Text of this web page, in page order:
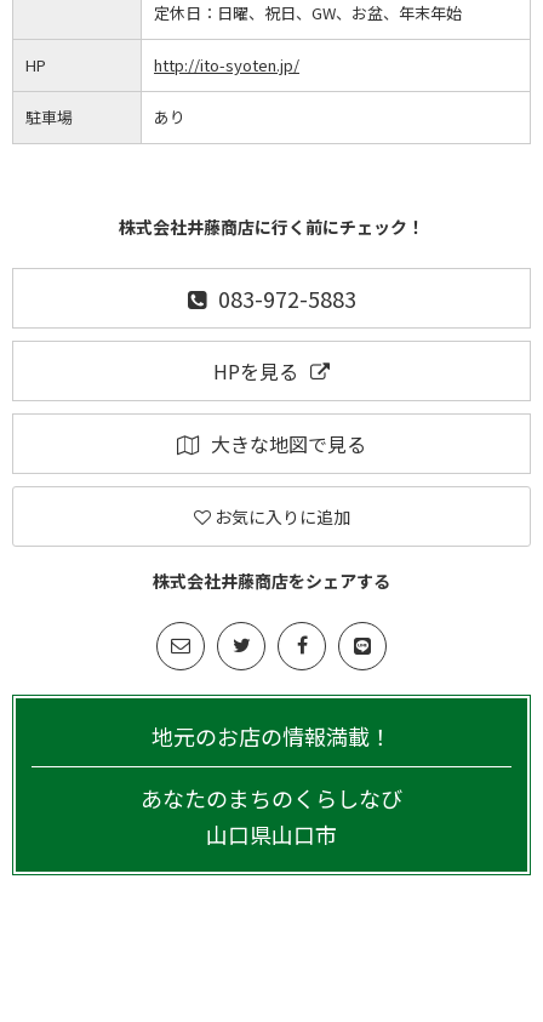
定休日： 日曜、祝日、GW、お盆、年末年始
HP http://ito-syoten.jp/
駐車場 あり
株式会社井藤商店に行く前にチェック！
083-972-5883
HPを見る
大きな地図で見る
お気に入りに追加
株式会社井藤商店をシェアする
地元のお店の情報満載！
あなたのまちのくらしなび
山口県山口市